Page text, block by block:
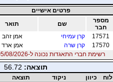
פרטים אישיים
מספר
חבר
שם תואר
17571
קרן עמיחי אמן זהב
17570
קרן שרה אמן ארד
רשימת חברי התאגדות נכונה ל-05/08/2026
תוצאה: 56.72
לוח כיוון ניקוד תוצאה